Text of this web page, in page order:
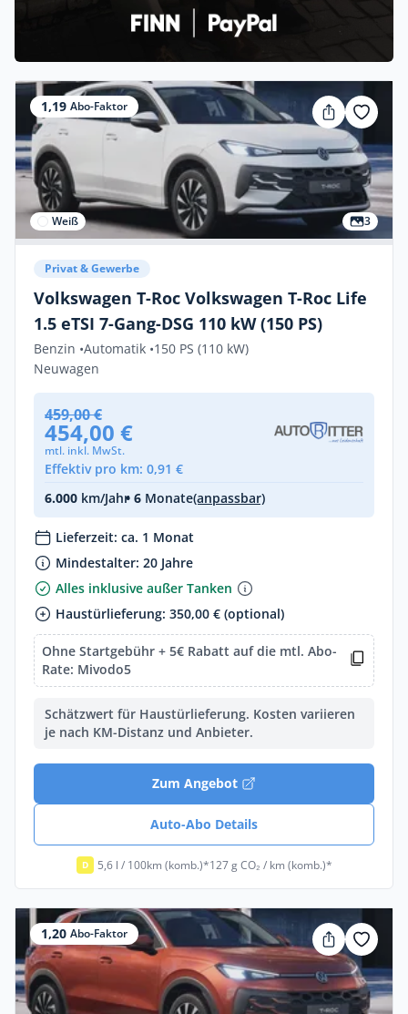
1,19 Abo-Faktor
Weiß 3
Privat & Gewerbe
Volkswagen T-Roc Volkswagen T-Roc Life
1.5 eTSI 7-Gang-DSG 110 kW (150 PS)
Benzin •Automatik •150 PS (110 kW)
Neuwagen
459,00 €
454,00 €
mtl. inkl. MwSt.
Effektiv pro km: 0,91 €
6.000 km/Jahr• 6 Monate(anpassbar)
Lieferzeit: ca. 1 Monat
Mindestalter: 20 Jahre
Alles inklusive außer Tanken
Haustürlieferung: 350,00 € (optional)
Ohne Startgebühr + 5€ Rabatt auf die mtl. Abo-
Rate: Mivodo5
Schätzwert für Haustürlieferung. Kosten variieren
je nach KM-Distanz und Anbieter.
Zum Angebot
Auto-Abo Details
D 5,6 l / 100km (komb.)*127 g CO₂ / km (komb.)*
1,20 Abo-Faktor